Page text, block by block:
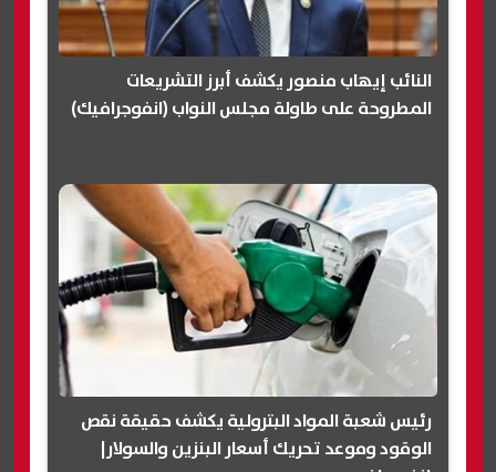
النائب إيهاب منصور يكشف أبرز التشريعات
المطروحة على طاولة مجلس النواب (انفوجرافيك)
رئيس شعبة المواد البترولية يكشف حقيقة نقص
الوقود وموعد تحريك أسعار البنزين والسولار|